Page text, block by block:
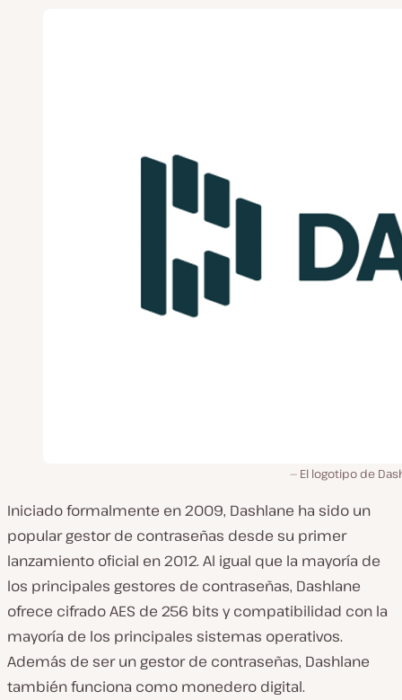
El logotipo de
Iniciado formalmente en 2009, Dashlane ha sido un
popular gestor de contraseñas desde su primer
lanzamiento oficial en 2012. Al igual que la mayoría de
los principales gestores de contraseñas, Dashlane
ofrece cifrado AES de 256 bits y compatibilidad con la
mayoría de los principales sistemas operativos.
Además de ser un gestor de contraseñas, Dashlane
también funciona como monedero digital.